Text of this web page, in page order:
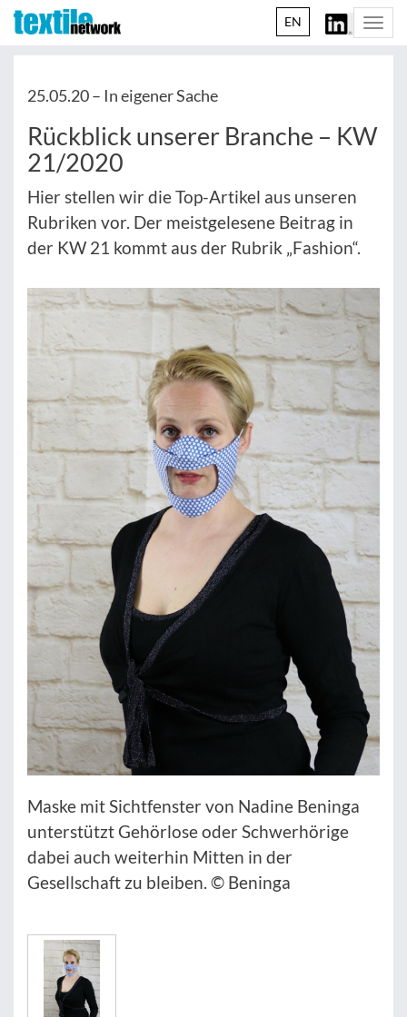
EN
25.05.20 – In eigener Sache
Rückblick unserer Branche – KW
21/2020
Hier stellen wir die Top-Artikel aus unseren
Rubriken vor. Der meistgelesene Beitrag in
der KW 21 kommt aus der Rubrik „Fashion“.
Maske mit Sichtfenster von Nadine Beninga
unterstützt Gehörlose oder Schwerhörige
dabei auch weiterhin Mitten in der
Gesellschaft zu bleiben. © Beninga